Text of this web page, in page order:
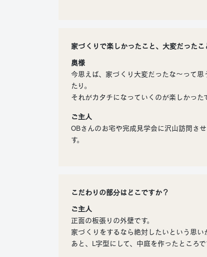
家づくりで楽しかったこと、大変だったこ
奥様
今思えば、家づくり大変だったな～って
たり。
それがカタチになっていくのが楽しかった
ご主人
OBさんのお宅や完成見学会に沢山訪問さ
す。
こだわりの部分はどこですか？
ご主人
正面の板張りの外壁です。
家づくりをするなら絶対したいという思い
あと、L字型にして、中庭を作ったところで